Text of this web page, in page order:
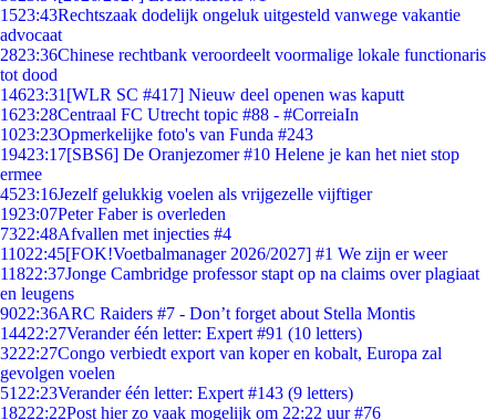
1523:43Rechtszaak dodelijk ongeluk uitgesteld vanwege vakantie
advocaat
2823:36Chinese rechtbank veroordeelt voormalige lokale functionaris
tot dood
14623:31 [WLR SC #417] Nieuw deel openen was kaputt
1623:28Centraal FC Utrecht topic #88 - #CorreiaIn
1023:23Opmerkelijke foto's van Funda #243
19423:17[SBS6] De Oranjezomer #10 Helene je kan het niet stop
ermee
4523:16Jezelf gelukkig voelen als vrijgezelle vijftiger
1923:07Peter Faber is overleden
7322:48Afvallen met injecties #4
11022:45[FOK!Voetbalmanager 2026/2027] #1 We zijn er weer
11822:37Jonge Cambridge professor stapt op na claims over plagiaat
en leugens
9022:36ARC Raiders #7 - Don’t forget about Stella Montis
14422:27Verander één letter: Expert #91 (10 letters)
3222:27Congo verbiedt export van koper en kobalt, Europa zal
gevolgen voelen
51 22:23Verander één letter: Expert #143 (9 letters)
18222:22Post hier zo vaak mogelijk om 22:22 uur #76